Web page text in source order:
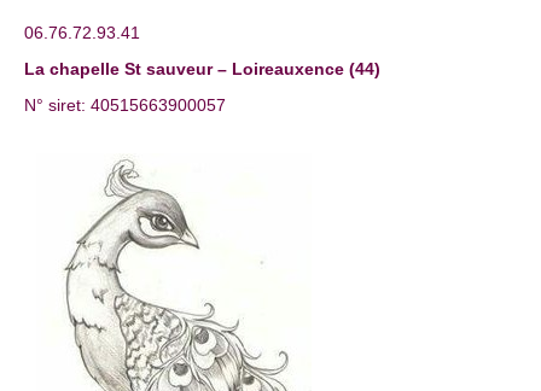
06.76.72.93.41
La chapelle St sauveur – Loireauxence (44)
N° siret: 40515663900057